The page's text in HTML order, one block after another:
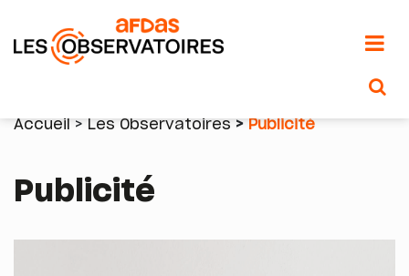
au
Fil
d'Ariane
Accueil Les Observatoires Publicité
Publicité